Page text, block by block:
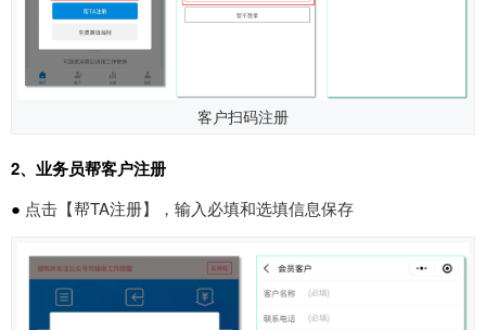
客户扫码注册
2、业务员帮客户注册
● 点击【帮TA注册】，输入必填和选填信息保存